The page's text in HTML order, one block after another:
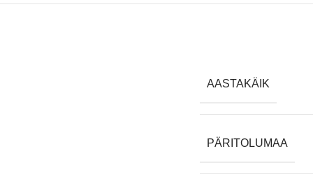
AASTAKÄIK
PÄRITOLUMAA